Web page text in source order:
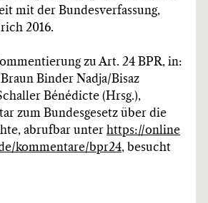
mit der Bundesverfassung,
2016.
zu Art. 24 BPR, in:
Binder Nadja/Bisaz
Bénédicte (Hrsg.),
zum Bundesgesetz über die
abrufbar unter https://online
kommentare/bpr24, besucht